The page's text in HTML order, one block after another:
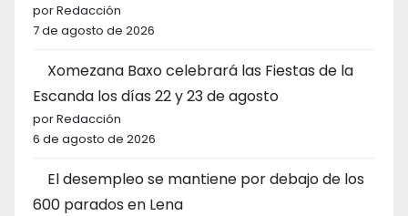
por Redacción
7 de agosto de 2026
Xomezana Baxo celebrará las Fiestas de la
Escanda los días 22 y 23 de agosto
por Redacción
6 de agosto de 2026
El desempleo se mantiene por debajo de los
600 parados en Lena